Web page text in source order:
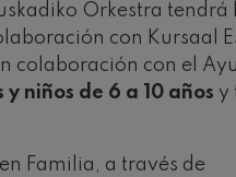
Orkestra tendrá
con Kursaal
colaboración con el
y niños de 6 a 10 años y
Familia, a través de